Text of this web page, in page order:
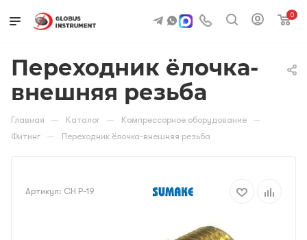
0
Переходник ёлочка-
внешняя резьба
Главная — Каталог — Компрессорное оборудование —
Фитинг — Переходник ёлочка-внешняя резьба
Артикул: CH P-19